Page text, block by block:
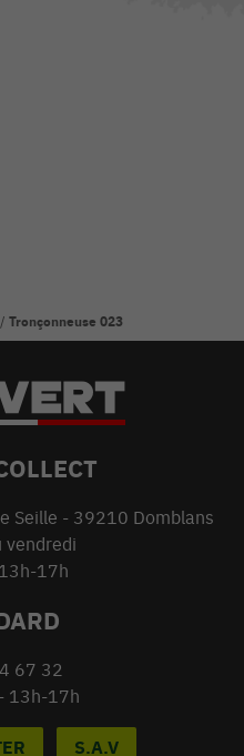
/ Tronçonneuse 023
Seille - 39210 Domblans
vendredi
17h
67 32
13h-17h
S.A.V